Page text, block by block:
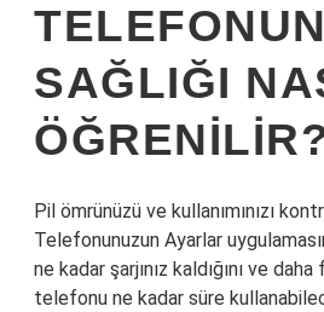
SAĞLIĞI
Pil ömrünüzü ve kullanımınızı
Telefonunuzun Ayarlar
ne kadar şarjınız kaldığını ve
telefonu ne kadar süre